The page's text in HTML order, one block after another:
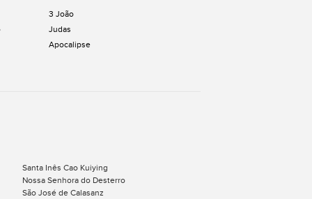
3 João
Judas
Apocalipse
Santa Inês Cao Kuiying
Nossa Senhora do Desterro
São José de Calasanz